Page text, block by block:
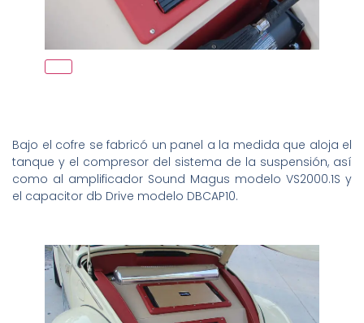
Bajo el cofre se fabricó un panel a la medida que aloja el
tanque y el compresor del sistema de la suspensión, así
como al amplificador Sound Magus modelo VS2000.1S y
el capacitor db Drive modelo DBCAP10.